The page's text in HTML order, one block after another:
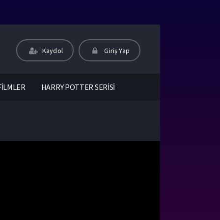
Kaydol Giriş Yap
HARRY POTTER SERİSİ